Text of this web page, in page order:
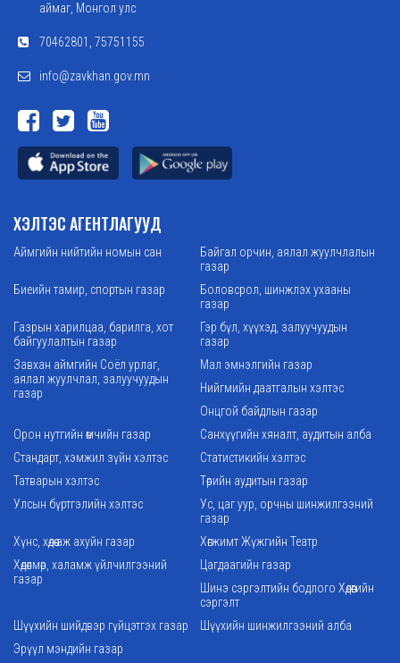
аймаг, Монгол улс
70462801, 75751155
info@zavkhan.gov.mn
ХЭЛТЭС АГЕНТЛАГУУД
Аймгийн нийтийн номын сан
Байгал орчин, аялал жуулчлалын
газар
Биеийн тамир, спортын газар
Боловсрол, шинжлэх ухааны
газар
Газрын харилцаа, барилга, хот
байгуулалтын газар
Гэр бүл, хүүхэд, залуучуудын
газар
Завхан аймгийн Соёл урлаг,
аялал жуулчлал, залуучуудын
газар
Мал эмнэлгийн газар
Нийгмийн даатгалын хэлтэс
Онцгой байдлын газар
Орон нутгийн өмчийн газар
Санхүүгийн хяналт, аудитын алба
Стандарт, хэмжил зүйн хэлтэс
Статистикийн хэлтэс
Татварын хэлтэс
Төрийн аудитын газар
Улсын бүртгэлийн хэлтэс
Ус, цаг уур, орчны шинжилгээний
газар
Хүнс, хөдөө аж ахуйн газар
Хөгжимт Жүжгийн Театр
Хөдөлмөр, халамж үйлчилгээний
газар
Цагдаагийн газар
Шинэ сэргэлтийн бодлого Хөдөөгийн
сэргэлт
Шүүхийн шийдвэр гүйцэтгэх газар
Шүүхийн шинжилгээний алба
Эрүүл мэндийн газар